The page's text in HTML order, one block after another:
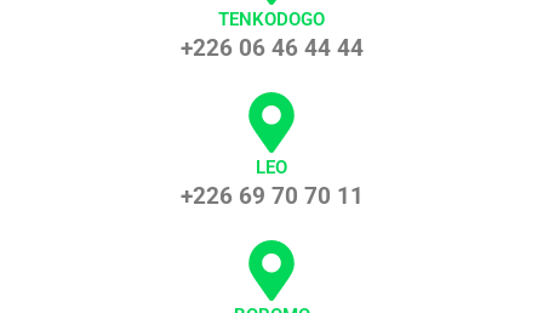
TENKODOGO
+226 06 46 44 44
LEO
+226 69 70 70 11